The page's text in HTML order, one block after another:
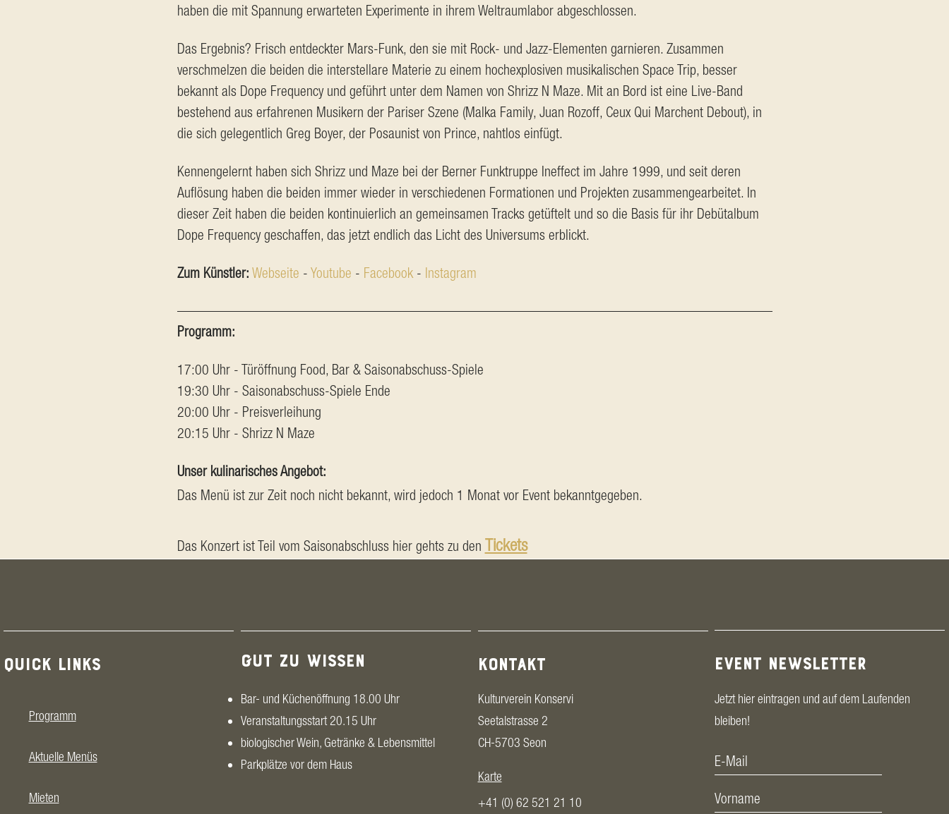
haben die mit Spannung erwarteten Experimente in ihrem Weltraumlabor abgeschlossen.
Das Ergebnis? Frisch entdeckter Mars-Funk, den sie mit Rock- und Jazz-Elementen garnieren. Zusammen
verschmelzen die beiden die interstellare Materie zu einem hochexplosiven musikalischen Space Trip, besser
bekannt als Dope Frequency und geführt unter dem Namen von Shrizz N Maze. Mit an Bord ist eine Live-Band
bestehend aus erfahrenen Musikern der Pariser Szene (Malka Family, Juan Rozoff, Ceux Qui Marchent Debout), in
die sich gelegentlich Greg Boyer, der Posaunist von Prince, nahtlos einfügt.
Kennengelernt haben sich Shrizz und Maze bei der Berner Funktruppe Ineffect im Jahre 1999, und seit deren
Auflösung haben die beiden immer wieder in verschiedenen Formationen und Projekten zusammengearbeitet. In
dieser Zeit haben die beiden kontinuierlich an gemeinsamen Tracks getüftelt und so die Basis für ihr Debütalbum
Dope Frequency geschaffen, das jetzt endlich das Licht des Universums erblickt.
Zum Künstler: Webseite - Youtube - Facebook - Instagram
Programm:
17:00 Uhr - Türöffnung Food, Bar & Saisonabschuss-Spiele
19:30 Uhr - Saisonabschuss-Spiele Ende
20:00 Uhr - Preisverleihung
20:15 Uhr - Shrizz N Maze
Unser kulinarisches Angebot:
Das Menü ist zur Zeit noch nicht bekannt, wird jedoch 1 Monat vor Event bekanntgegeben.
Das Konzert ist Teil vom Saisonabschluss hier gehts zu den Tickets
QUICK LINKS
Programm
Aktuelle Menüs
Mieten
GUT ZU WISSEN
Bar- und Küchenöffnung 18.00 Uhr
Veranstaltungsstart 20.15 Uhr
biologischer Wein, Getränke & Lebensmittel
Parkplätze vor dem Haus
KONTAKT
Kulturverein Konservi
Seetalstrasse 2
CH-5703 Seon
Karte
+41 (0) 62 521 21 10
EVENT NEWSLETTER
Jetzt hier eintragen und auf dem Laufenden
bleiben!